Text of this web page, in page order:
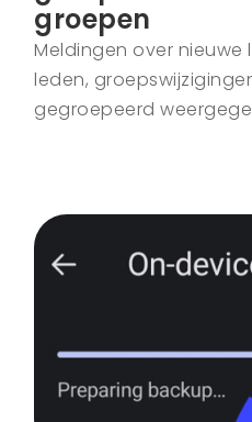
groepen
Meldingen over nieuwe
leden,
gegroepeerd